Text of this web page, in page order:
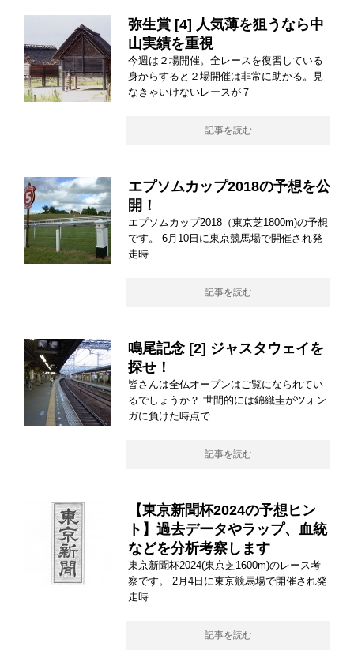
弥生賞 [4] 人気薄を狙うなら中
山実績を重視
今週は２場開催。全レースを復習している
身からすると２場開催は非常に助かる。見
なきゃいけないレースが７
記事を読む
エプソムカップ2018の予想を公
開！
エプソムカップ2018（東京芝1800m)の予想
です。 6月10日に東京競馬場で開催され発
走時
記事を読む
鳴尾記念 [2] ジャスタウェイを
探せ！
皆さんは全仏オープンはご覧になられてい
るでしょうか？ 世間的には錦織圭がツォン
ガに負けた時点で
記事を読む
【東京新聞杯2024の予想ヒン
ト】過去データやラップ、血統
などを分析考察します
東京新聞杯2024(東京芝1600m)のレース考
察です。 2月4日に東京競馬場で開催され発
走時
記事を読む